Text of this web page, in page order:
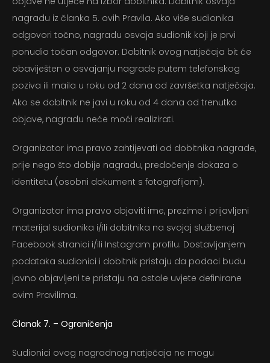
Početna
Proizvodi za nju
Priče
Kontakt
Registracija
Moj račun
nagradu iz članka 5. ovih Pravila. Ako više sudionika
odgovori točno, nagradu osvaja sudionik koji je prvi
ponudio točan odgovor. Dobitnik ovog natječaja bit će
obaviješten o osvajanju nagrade putem telefonskog
poziva ili maila u roku od 2 dana od završetka natječaja.
Ako se dobitnik ne javi u roku od 4 dana od trenutka
objave, nagradu neće moći realizirati.
Organizator ima pravo zahtijevati od dobitnika nagrade,
prije nego što dobije nagradu, predočenje dokaza o
identitetu (osobni dokument s fotografijom).
Organizator ima pravo objaviti ime, prezime i prijavljeni
materijal sudionika i/ili dobitnika na svojoj službenoj
Facebook stranici i/ili Instagram profilu. Dostavljanjem
podataka sudionici i dobitnik pristaju da podaci budu
javno objavljeni te pristaju na ostale uvjete definirane
ovim Pravilima.
Članak 7. – Ograničenja
Sudionici ovog nagradnog natječaja ne mogu